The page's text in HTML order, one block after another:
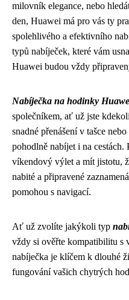
milovník elegance, nebo
den, Huawei má pro vás ty
spolehlivého a efektivního
typů nabíječek, které vám
Huawei budou vždy
Nabíječka na hodinky
společníkem, ať už jste
snadné přenášení v tašce
pohodlně nabíjet i na cestách.
víkendový výlet a mít jistotu,
nabité a připravené
pomohou s navigací.
Ať už zvolíte jakýkoli typ
vždy si ověřte kompatibilitu s
nabíječka je klíčem k dlouhé
fungování vašich chytrých